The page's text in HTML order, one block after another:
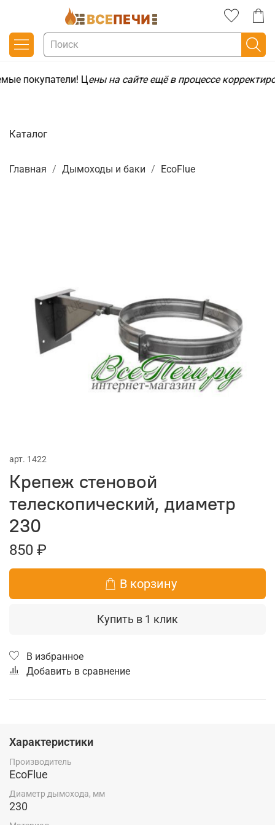
покупатели! Цены на сайте ещё в процессе
Главная Дымоходы и баки EcoFlue
арт. 1422
Крепеж стеновой
телескопический, диаметр
230
850 ₽
В корзину
Купить в 1 клик
В избранное
Добавить в сравнение
Характеристики
Производитель
EcoFlue
Диаметр дымохода, мм
230
Каталог